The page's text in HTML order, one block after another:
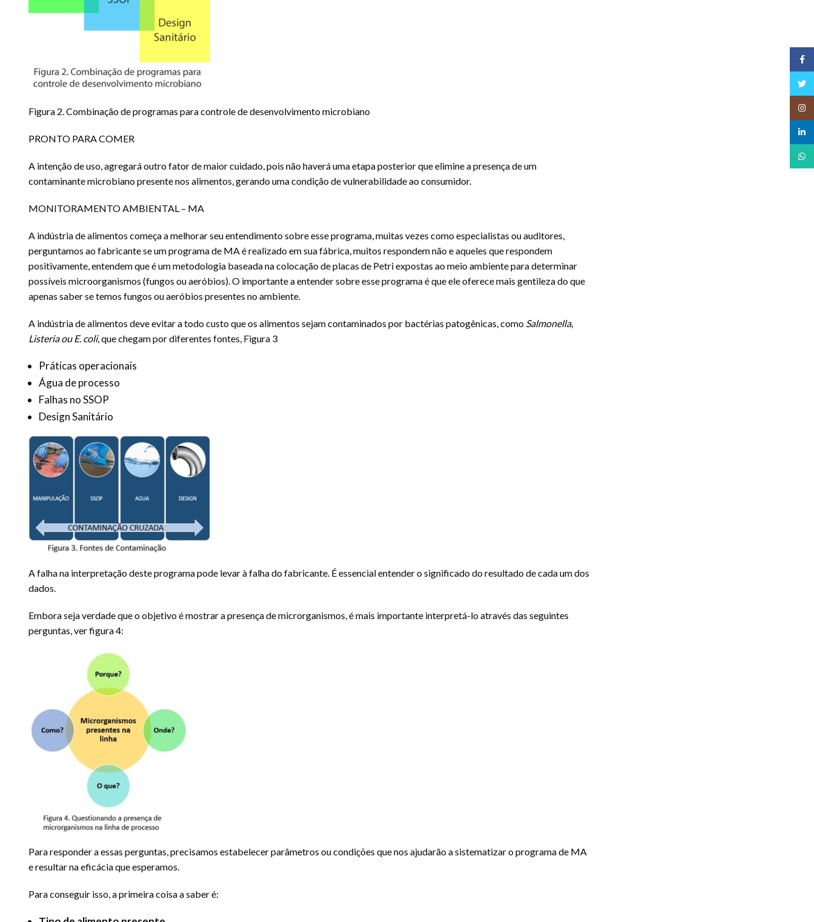
Figura 2. Combinação de programas para controle de desenvolvimento microbiano
PRONTO PARA COMER
A intenção de uso, agregará outro fator de maior cuidado, pois não haverá uma etapa posterior que elimine a presença de um
contaminante microbiano presente nos alimentos, gerando uma condição de vulnerabilidade ao consumidor.
MONITORAMENTO AMBIENTAL – MA
A indústria de alimentos começa a melhorar seu entendimento sobre esse programa, muitas vezes como especialistas ou auditores,
perguntamos ao fabricante se um programa de MA é realizado em sua fábrica, muitos respondem não e aqueles que respondem
positivamente, entendem que é um metodologia baseada na colocação de placas de Petri expostas ao meio ambiente para determinar
possíveis microorganismos (fungos ou aeróbios). O importante a entender sobre esse programa é que ele oferece mais gentileza do que
apenas saber se temos fungos ou aeróbios presentes no ambiente.
A indústria de alimentos deve evitar a todo custo que os alimentos sejam contaminados por bactérias patogênicas, como Salmonella,
Listeria ou E. coli,que chegam por diferentes fontes, Figura 3
Práticas operacionais
Água de processo
Falhas no SSOP
Design Sanitário
A falha na interpretação deste programa pode levar à falha do fabricante. É essencial entender o significado do resultado de cada um dos
dados.
Embora seja verdade que o objetivo é mostrar a presença de microrganismos, é mais importante interpretá-lo através das seguintes
perguntas, ver figura 4:
Para responder a essas perguntas, precisamos estabelecer parâmetros ou condições que nos ajudarão a sistematizar o programa de MA
e resultar na eficácia que esperamos.
Para conseguir isso, a primeira coisa a saber é: